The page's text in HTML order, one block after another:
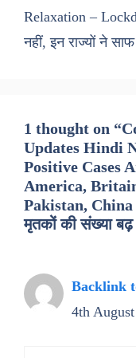
Relaxation –
नहीं, इन राज्यों ने
1 thought on
Updates Hindi
Positive Cases
America,
Pakistan,
मृतकों की संख्या
Backlink
4th